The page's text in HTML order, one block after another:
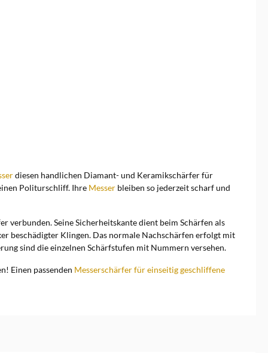
diesen handlichen Diamant- und Keramikschärfer für
Politurschliff. Ihre Messer bleiben so jederzeit scharf und
verbunden. Seine Sicherheitskante dient beim Schärfen als
beschädigter Klingen. Das normale Nachschärfen erfolgt mit
sind die einzelnen Schärfstufen mit Nummern versehen.
Einen passenden Messerschärfer für einseitig geschliffene